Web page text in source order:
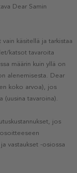
Dear Samin
käsitellä ja tarkistaa
katsot tavaroita
määrin kuin yllä on
alenemisesta. Dear
koko arvoa), jos
(uusina tavaroina).
jos
vastaukset -osiossa